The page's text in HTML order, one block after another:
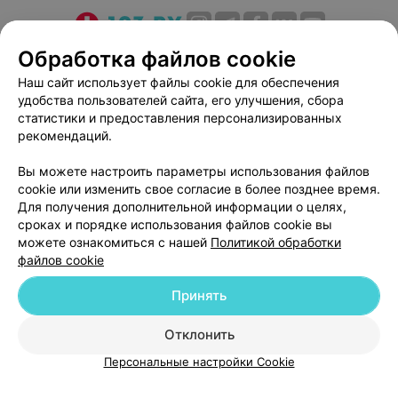
Обертывание
Депиляция
Депиляция проводится с использованием испанского
и итальянского восков.
«Белая линия» — это атмосфера уюта и
доброжелательная обстановка, где каждый клиент
может почувствовать внимание и заботу.
Обращаем ваше внимание, что обязательна
консультация специалиста: рекламируемые
медицинские услуги могут иметь
противопоказания и побочные реакции.
О проекте Новости проекта
Размещение рекламы
Медицинский маркетинг
Публичный договор
Пользовательское соглашение
Способы оплаты
Вакансии
Партнеры
Написать в поддержку
Персональные настройки cookie
Обработка персональных данных
г. Минск, улица Толбухина, 2, пом. 16 | help@103.by
ВЫ ВЛАДЕЛЕЦ?
Обработка файлов cookie
Наш сайт использует файлы cookie для обеспечения
удобства пользователей сайта, его улучшения, сбора
статистики и предоставления персонализированных
рекомендаций.
Вы можете настроить параметры использования файлов
cookie или изменить свое согласие в более позднее время.
Для получения дополнительной информации о целях,
сроках и порядке использования файлов cookie вы
можете ознакомиться с нашей Политикой обработки
файлов cookie
Отклонить
Принять
Персональные настройки Cookie